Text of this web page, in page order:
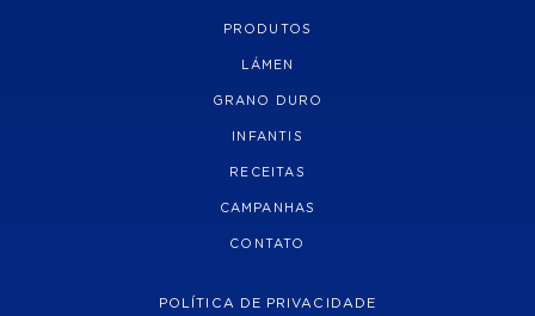
PRODUTOS
LÁMEN
GRANO DURO
INFANTIS
RECEITAS
CAMPANHAS
CONTATO
POLÍTICA DE PRIVACIDADE